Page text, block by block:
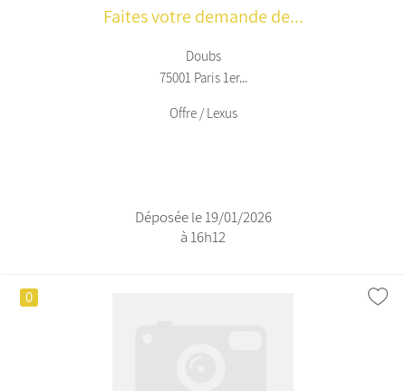
Faites votre demande de...
Doubs
75001 Paris 1er...
Offre / Lexus
Déposée le 19/01/2026
à 16h12
0